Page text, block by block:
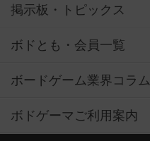
掲示板・トピックス
ボドとも・会員一覧
ボードゲーム業界コラム
ボドゲーマご利用案内